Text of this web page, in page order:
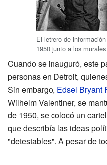
El letrero de
1950 junto a los
Cuando se inauguró, este
personas en Detroit,
Sin embargo, Edsel Bryant
Wilhelm Valentiner, se
de 1950, se colocó un
que describía las ideas
"detestables". A pesar de